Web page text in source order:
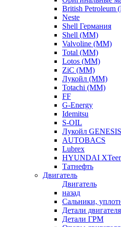
British
Neste
Shell Германия
Shell (ММ)
Valvoline (ММ)
Total (ММ)
Lotos (ММ)
ZiC (ММ)
Лукойл (ММ)
Totachi (MM)
FF
G-Energy
Idemitsu
S-OIL
Лукойл GENESIS
AUTOBACS
Lubrex
HYUNDAI XTeer
Татнефть
Двигатель
Двигатель
назад
Сальники,
Детали двигателя
Детали ГРМ